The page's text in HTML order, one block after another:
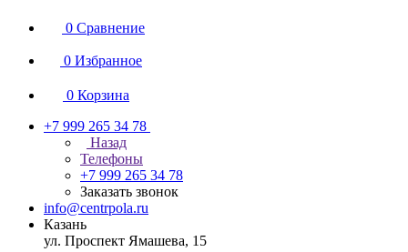
0 Сравнение
0 Избранное
0 Корзина
+7 999 265 34 78
Назад
Телефоны
+7 999 265 34 78
Заказать звонок
info@centrpola.ru
Казань
ул. Проспект Ямашева, 15